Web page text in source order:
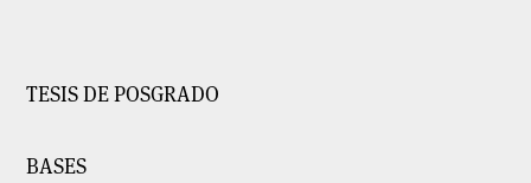
TESIS DE POSGRADO
BASES